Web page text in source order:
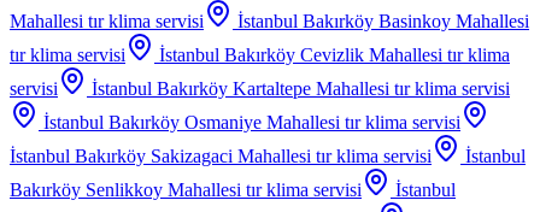
Mahallesi tır klima servisi
İstanbul Bakırköy Basinkoy Mahallesi
tır klima servisi
İstanbul Bakırköy Cevizlik Mahallesi tır klima
servisi
İstanbul Bakırköy Kartaltepe Mahallesi tır klima servisi
İstanbul Bakırköy Osmaniye Mahallesi tır klima servisi
İstanbul Bakırköy Sakizagaci Mahallesi tır klima servisi
İstanbul
Bakırköy Senlikkoy Mahallesi tır klima servisi
İstanbul